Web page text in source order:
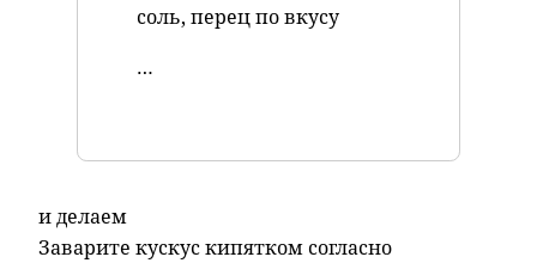
соль, перец по вкусу
…
и делаем
Заварите кускус кипятком согласно